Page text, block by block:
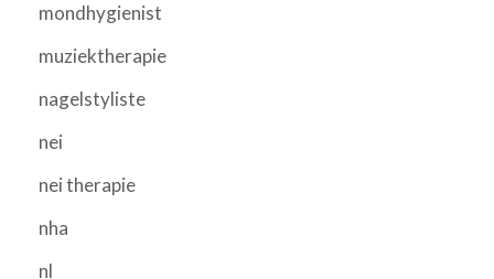
mondhygienist
muziektherapie
nagelstyliste
nei
nei therapie
nha
nl